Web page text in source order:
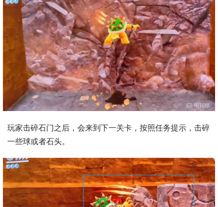
玩家击碎石门之后，会来到下一关卡，按照任务提示，击碎
一些球或者石头。